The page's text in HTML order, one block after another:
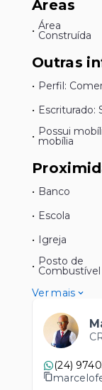
Áreas
• Área
Construída
Outras
• Perfil:
• Escriturado:
• Possui
mobília
• Banco
• Escola
• Igreja
• Posto de
Combustível
Ver mais
(24)